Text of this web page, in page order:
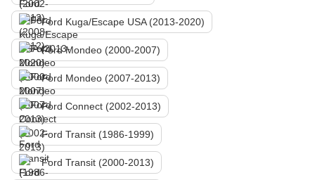
Ford Kuga/Escape USA (2013-2020)
Ford Mondeo (2000-2007)
Ford Mondeo (2007-2013)
Ford Connect (2002-2013)
Ford Transit (1986-1999)
Ford Transit (2000-2013)